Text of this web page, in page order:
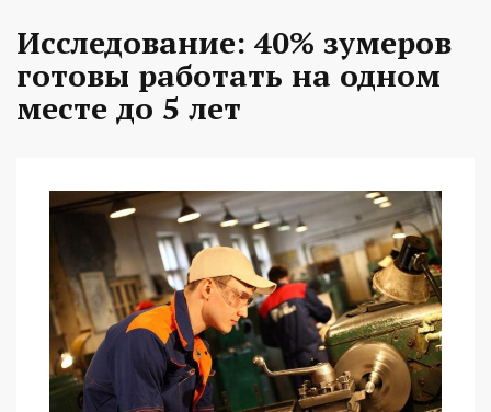
Исследование: 40% зумеров
готовы работать на одном
месте до 5 лет